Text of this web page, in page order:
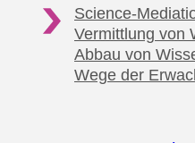
Science-
Vermittlung von
Abbau von
Wege der